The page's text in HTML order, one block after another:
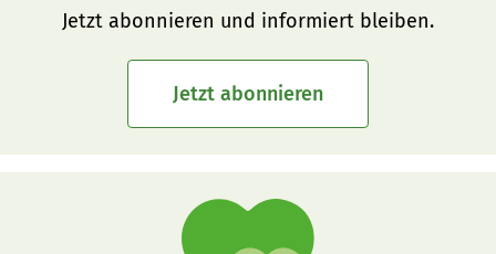
Jetzt abonnieren und informiert bleiben.
Jetzt abonnieren